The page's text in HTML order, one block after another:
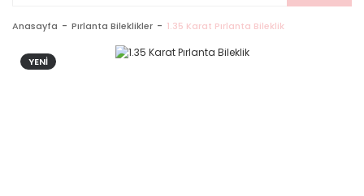
Anasayfa Pırlanta Bileklikler 1.35 Karat Pırlanta Bileklik
YENİ